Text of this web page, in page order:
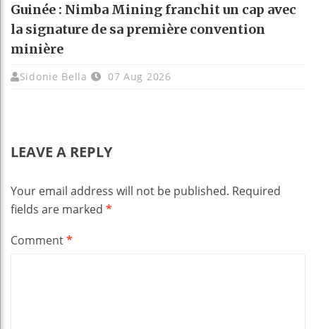
Guinée : Nimba Mining franchit un cap avec
la signature de sa première convention
minière
Sidonie Bella 07 Aug 2026
LEAVE A REPLY
Your email address will not be published. Required
fields are marked *
Comment*